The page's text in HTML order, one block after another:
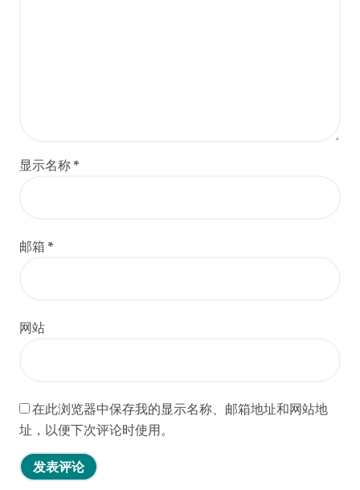
显示名称 *
邮箱 *
网站
在此浏览器中保存我的显示名称、邮箱地址和网站地
址，以便下次评论时使用。